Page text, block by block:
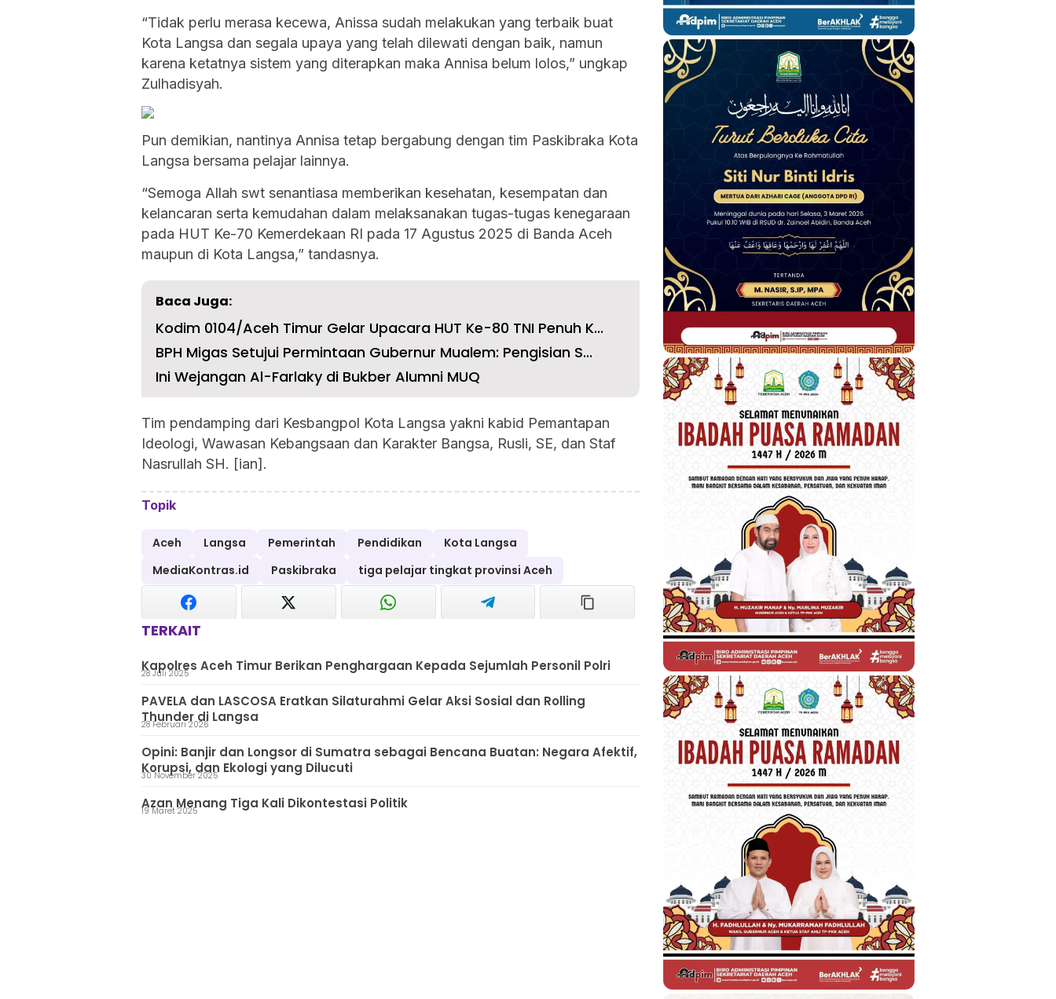
“Tidak perlu merasa kecewa, Anissa sudah melakukan yang terbaik buat
Kota Langsa dan segala upaya yang telah dilewati dengan baik, namun
karena ketatnya sistem yang diterapkan maka Annisa belum lolos,” ungkap
Zulhadisyah.
Pun demikian, nantinya Annisa tetap bergabung dengan tim Paskibraka Kota
Langsa bersama pelajar lainnya.
“Semoga Allah swt senantiasa memberikan kesehatan, kesempatan dan
kelancaran serta kemudahan dalam melaksanakan tugas-tugas kenegaraan
pada HUT Ke-70 Kemerdekaan RI pada 17 Agustus 2025 di Banda Aceh
maupun di Kota Langsa,” tandasnya.
Baca Juga:
Kodim 0104/Aceh Timur Gelar Upacara HUT Ke-80 TNI Penuh K...
BPH Migas Setujui Permintaan Gubernur Mualem: Pengisian S...
Ini Wejangan Al-Farlaky di Bukber Alumni MUQ
Tim pendamping dari Kesbangpol Kota Langsa yakni kabid Pemantapan
Ideologi, Wawasan Kebangsaan dan Karakter Bangsa, Rusli, SE, dan Staf
Nasrullah SH. [ian].
Topik
Aceh Langsa Pemerintah Pendidikan
Kota Langsa
MediaKontras.id
Paskibraka tiga pelajar tingkat provinsi Aceh
TERKAIT
Kapolres Aceh Timur Berikan Penghargaan Kepada Sejumlah Personil Polri
28 Juli 2025
PAVELA dan LASCOSA Eratkan Silaturahmi Gelar Aksi Sosial dan Rolling
Thunder di Langsa
28 Februari 2026
Opini: Banjir dan Longsor di Sumatra sebagai Bencana Buatan: Negara Afektif,
Korupsi, dan Ekologi yang Dilucuti
30 November 2025
Azan Menang Tiga Kali Dikontestasi Politik
19 Maret 2025